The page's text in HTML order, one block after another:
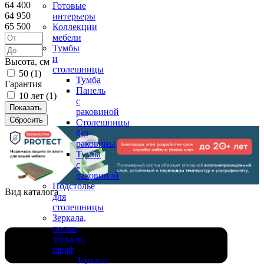
Готовые
интерьеры
Коллекции
мебели
Тумбы
и
столешницы
Тумба
Панель
с
раковиной
Столешницы
без
раковины
Тумба
с
раковиной
Подстолье
для
столешницы
Зеркала,
полки,
зеркало-
шкаф
Зеркало
64 400
64 950
65 500
Высота, см
50 (1)
Гарантия
10 лет (1)
Вид каталога